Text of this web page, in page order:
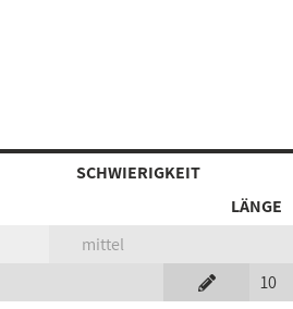
SCHWIERIGKEIT
LÄNGE
mittel
10